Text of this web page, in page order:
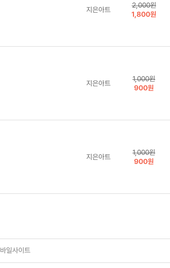
지은아트
2,000원
1,800원
지은아트
1,000원
900원
지은아트
1,000원
900원
일사이트